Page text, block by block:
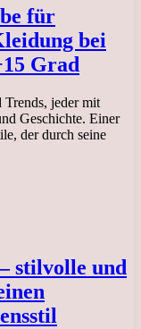
für
bei
Grad
jeder mit
Geschichte. Einer
der durch seine
stilvolle und